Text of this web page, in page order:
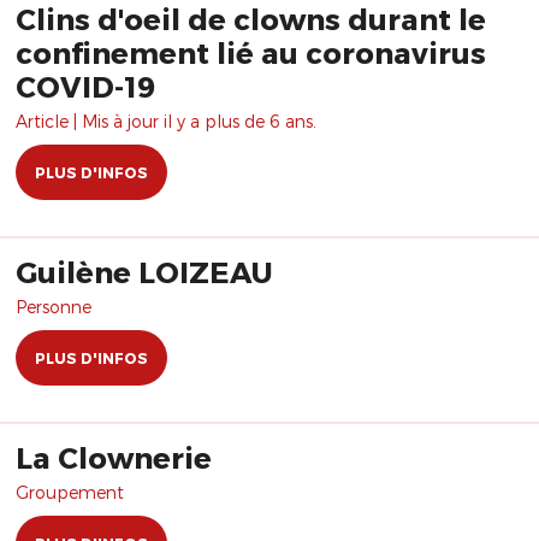
Clins d'oeil de clowns durant le
confinement lié au coronavirus
COVID-19
Article | Mis à jour il y a plus de 6 ans.
PLUS D'INFOS
Guilène LOIZEAU
Personne
PLUS D'INFOS
La Clownerie
Groupement